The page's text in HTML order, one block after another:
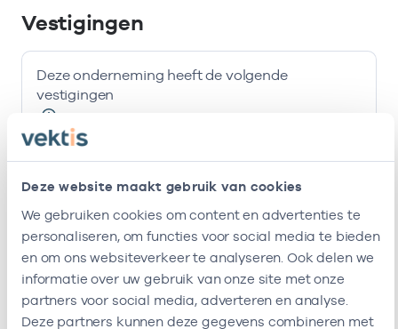
Deze website maakt gebruik van cookies
We gebruiken cookies om content en advertenties te
personaliseren, om functies voor social media te bieden
en om ons websiteverkeer te analyseren. Ook delen we
informatie over uw gebruik van onze site met onze
partners voor social media, adverteren en analyse.
Deze partners kunnen deze gegevens combineren met
Vestigingen
Deze onderneming heeft de volgende
vestigingen
Deze onderneming heeft de volgende vestigingen
Naam Adres AGB-code
Lioen
Postweg 5B
1121JA
Landsmeer